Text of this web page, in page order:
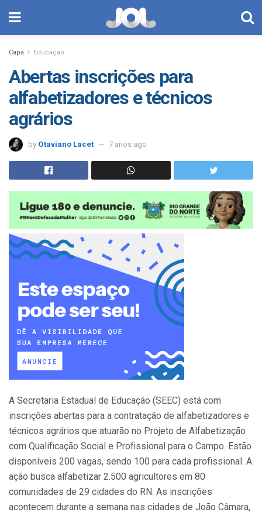
Capa Educação
Abertas inscrições para
alfabetizadores e técnicos
agrários
by Otaviano Lacet 7 anos ago
A Secretaria Estadual de Educação (SEEC) está com
inscrições abertas para a contratação de alfabetizadores e
técnicos agrários que atuarão no Projeto de Alfabetização
com Qualificação Social e Profissional para o Campo. Estão
disponíveis 200 vagas, sendo 100 para cada profissional. A
ação busca alfabetizar 2.500 agricultores em 80
comunidades de 29 cidades do RN. As inscrições
acontecem durante a semana nas cidades de João Câmara,